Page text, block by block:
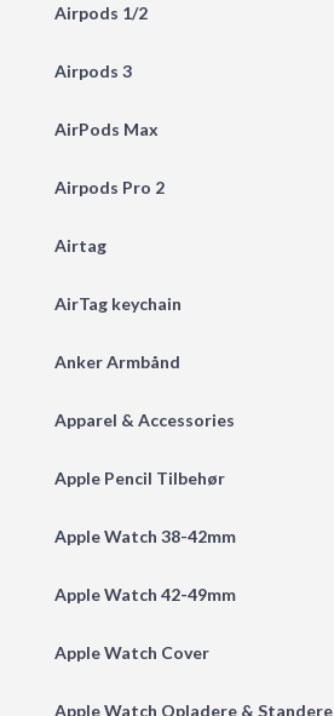
Airpods 1/2
Airpods 3
AirPods Max
Airpods Pro 2
Airtag
AirTag keychain
Anker Armbånd
Apparel & Accessories
Apple Pencil Tilbehør
Apple Watch 38-42mm
Apple Watch 42-49mm
Apple Watch Cover
Apple Watch Opladere & Standere